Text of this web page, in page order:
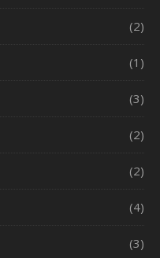
(2)
(1)
(3)
(2)
(2)
(4)
(3)